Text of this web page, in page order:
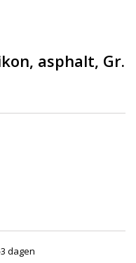
asphalt, Gr.
dagen